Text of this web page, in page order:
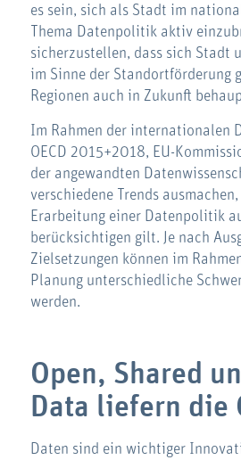
es sein, sich als Stadt im
Thema Datenpolitik aktiv
sicherzustellen, dass sich Stadt
im Sinne der Standortförderung
Regionen auch in Zukunft
Im Rahmen der internationalen
OECD 2015+2018, EU-
der angewandten
verschiedene Trends
Erarbeitung einer Datenpolitik
berücksichtigen gilt. Je nach
Zielsetzungen können im
Planung unterschiedliche
werden.
Open, Shared
Data liefern die
Daten sind ein wichtiger